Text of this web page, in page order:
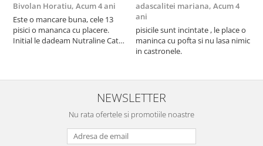
Bivolan Horatiu, Acum 4 ani
Este o mancare buna, cele 13
pisici o mananca cu placere.
Initial le dadeam Nutraline Cat
nu o mananca cu placere. Eu
sunt multumit si voi continua cu
adascalitei mariana, Acum 4
ani
pisicile sunt incintate , le place o
maninca cu pofta si nu lasa nimic
in castronele.
NEWSLETTER
Nu rata ofertele si promotiile noastre